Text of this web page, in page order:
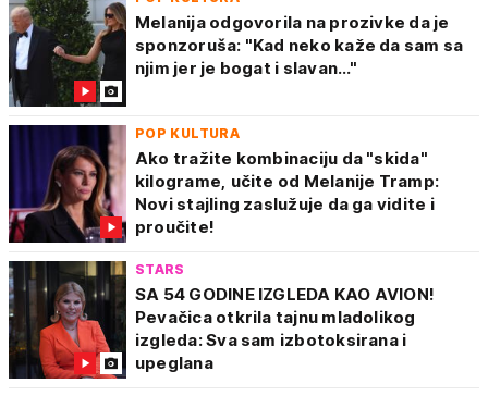
Melanija odgovorila na prozivke da je
sponzoruša: "Kad neko kaže da sam sa
njim jer je bogat i slavan..."
POP KULTURA
Ako tražite kombinaciju da "skida"
kilograme, učite od Melanije Tramp:
Novi stajling zaslužuje da ga vidite i
proučite!
STARS
SA 54 GODINE IZGLEDA KAO AVION!
Pevačica otkrila tajnu mladolikog
izgleda: Sva sam izbotoksirana i
upeglana